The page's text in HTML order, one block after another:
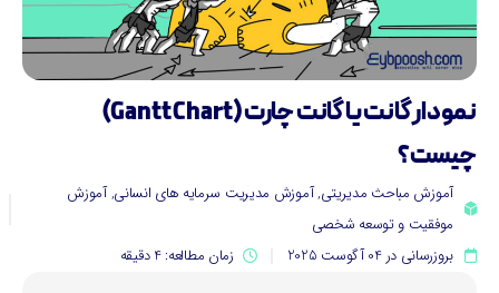
نمودار گانت یا گانت چارت (Gantt Chart)
آموزش مباحث مدیریتی,آموزش مدیریت سرمایه های انسانی,آموزش
موفقیت و توسعه شخصی
بروزرسانی در 04 آگوست 2025
زمان مطالعه: 4 دقیقه